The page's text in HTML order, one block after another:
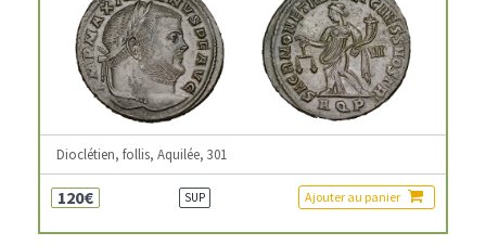
Dioclétien, follis, Aquilée, 301
120€ SUP Ajouter au panier